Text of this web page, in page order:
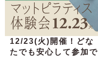
12/23(火)開催！どな
たでも安心して参加で